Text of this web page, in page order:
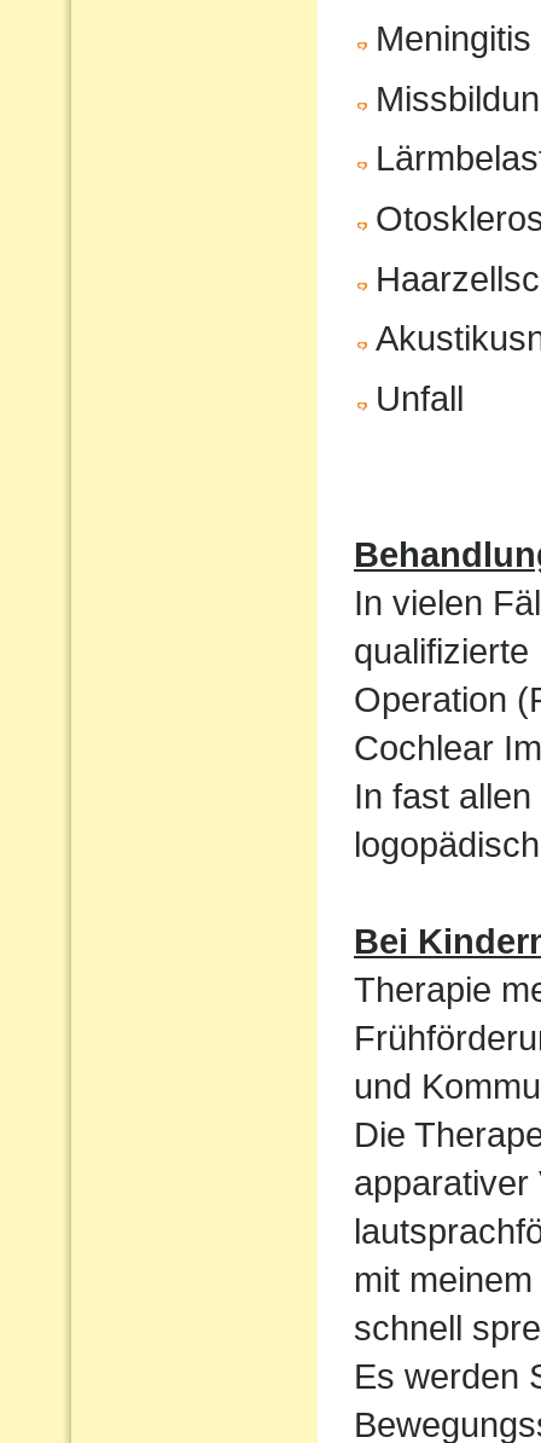
Meningitis
Unfall
In vielen
Operation
Cochlear
In fast
Bei
Therapie
und
Die
apparativer
mit
schnell
Es werden